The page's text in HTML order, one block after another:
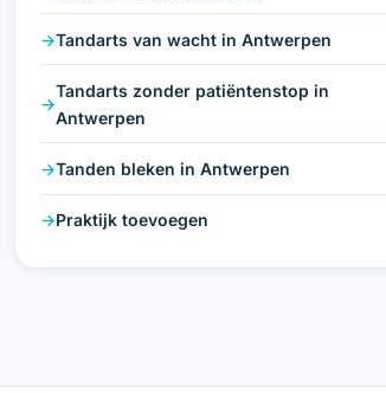
Tandarts van wacht in Antwerpen
Tandarts zonder patiëntenstop in
Antwerpen
Tanden bleken in Antwerpen
Praktijk toevoegen